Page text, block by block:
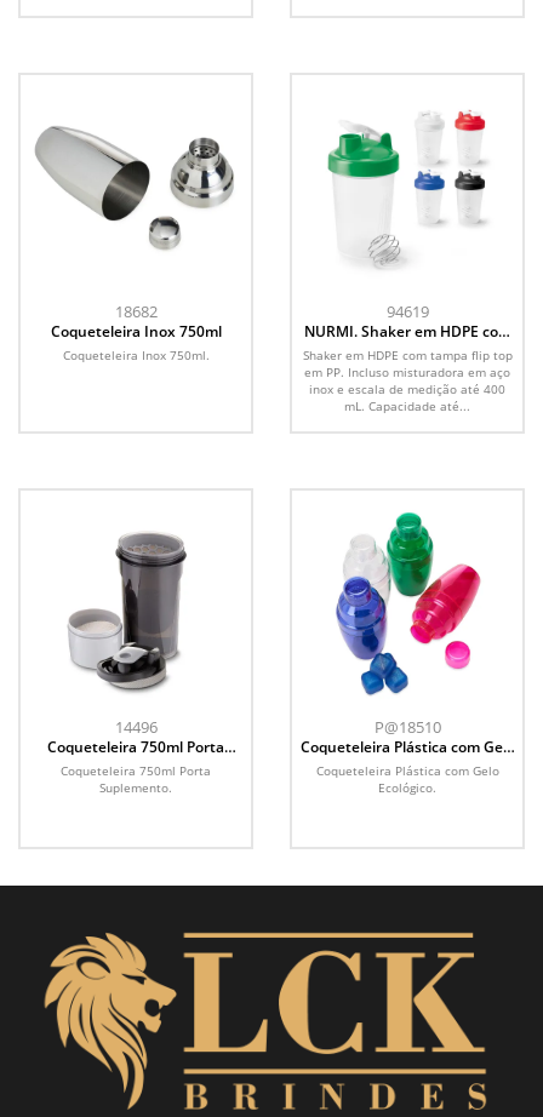
18682
Coqueteleira Inox 750ml
Coqueteleira Inox 750ml.
94619
NURMI. Shaker em HDPE com
tampa flip top em PP (550 mL)
Shaker em HDPE com tampa flip top
em PP. Incluso misturadora em aço
inox e escala de medição até 400
mL. Capacidade até...
14496
Coqueteleira 750ml Porta
Suplemento
Coqueteleira 750ml Porta
Suplemento.
P@18510
Coqueteleira Plástica com Gelo
Ecológico
Coqueteleira Plástica com Gelo
Ecológico.